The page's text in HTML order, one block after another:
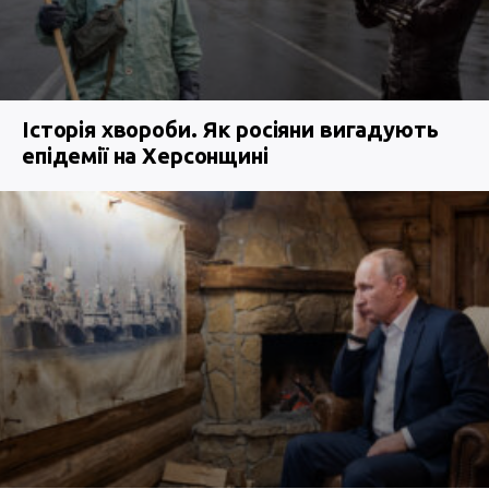
Історія хвороби. Як росіяни вигадують
епідемії на Херсонщині